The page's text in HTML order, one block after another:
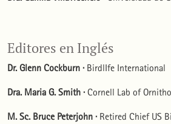
Editores en Inglés
Dr. Glenn Cockburn · BirdlIfe International
Dra. Maria G. Smith · Cornell Lab of
M. Sc. Bruce Peterjohn · Retired Chief US